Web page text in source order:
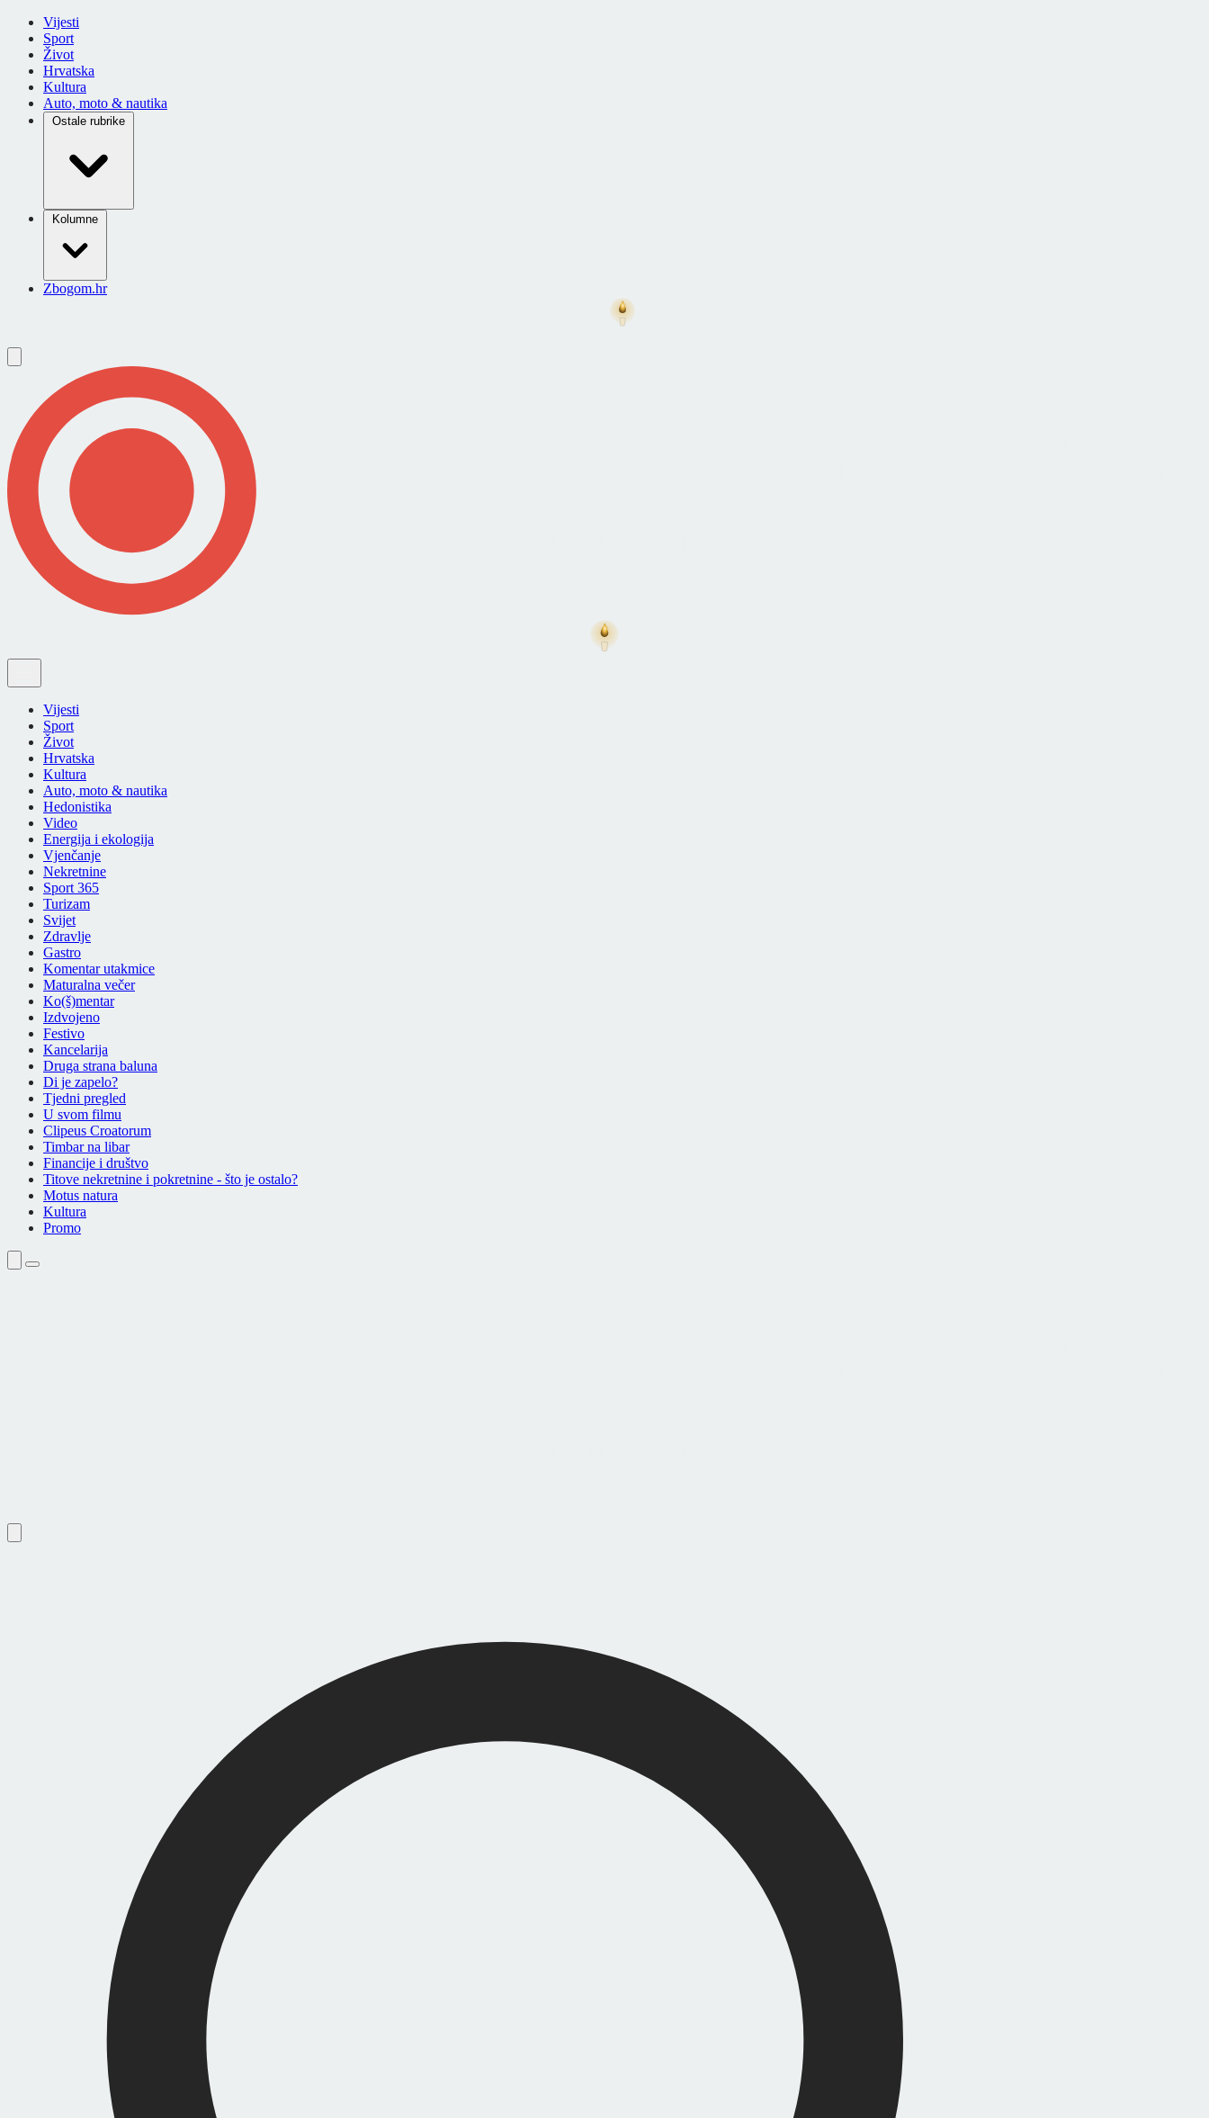
Vijesti
Sport
Život
Hrvatska
Kultura
Auto, moto & nautika
Ostale rubrike
Kolumne
Zbogom.hr
Vijesti
Sport
Život
Hrvatska
Kultura
Auto, moto & nautika
Hedonistika
Video
Energija i ekologija
Vjenčanje
Nekretnine
Sport 365
Turizam
Svijet
Zdravlje
Gastro
Komentar utakmice
Maturalna večer
Ko(š)mentar
Izdvojeno
Festivo
Kancelarija
Druga strana baluna
Di je zapelo?
Tjedni pregled
U svom filmu
Clipeus Croatorum
Timbar na libar
Financije i društvo
Titove nekretnine i pokretnine - što je ostalo?
Motus natura
Kultura
Promo